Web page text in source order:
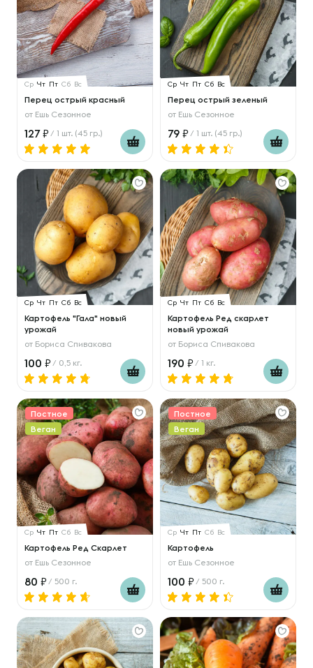
Ср Чт Пт Сб Вс
Перец острый красный
от Ешь Сезонное
127 / 1 шт. (45 гр.)
Ср Чт Пт Сб Вс
Перец острый зеленый
от Ешь Сезонное
79 / 1 шт. (45 гр.)
Ср Чт Пт Сб Вс
Картофель "Гала" новый
урожай
от Бориса Спивакова
100 / 0,5 кг.
Ср Чт Пт Сб Вс
Картофель Ред скарлет
новый урожай
от Бориса Спивакова
190 / 1 кг.
Постное
Веган
Ср Чт Пт Сб Вс
Картофель Ред Скарлет
от Ешь Сезонное
80 / 500 г.
Постное
Веган
Ср Чт Пт Сб Вс
Картофель
от Ешь Сезонное
100 / 500 г.